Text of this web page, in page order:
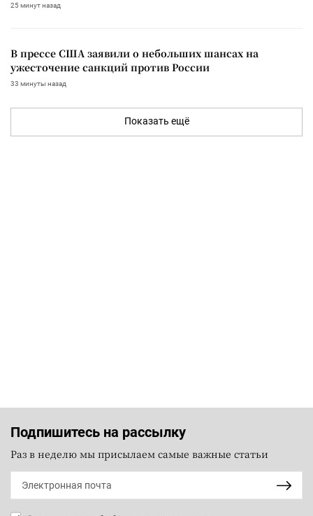
25 минут назад
В прессе США заявили о небольших шансах на
ужесточение санкций против России
33 минуты назад
Показать ещё
Подпишитесь на рассылку
Раз в неделю мы присылаем самые важные статьи